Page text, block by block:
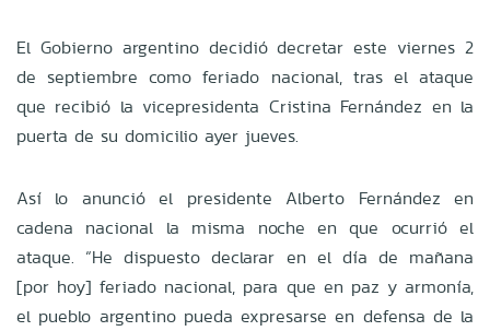
El Gobierno argentino decidió decretar este viernes 2
de septiembre como feriado nacional, tras el ataque
que recibió la vicepresidenta Cristina Fernández en la
puerta de su domicilio ayer jueves.
Así lo anunció el presidente Alberto Fernández en
cadena nacional la misma noche en que ocurrió el
ataque. “He dispuesto declarar en el día de mañana
[por hoy] feriado nacional, para que en paz y armonía,
el pueblo argentino pueda expresarse en defensa de la